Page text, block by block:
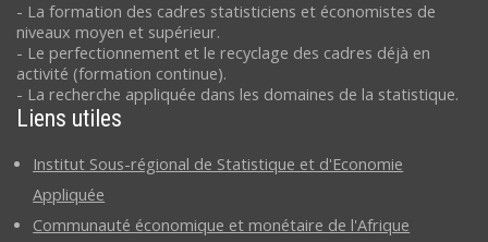
- La formation des cadres statisticiens et économistes de
niveaux moyen et supérieur.
- Le perfectionnement et le recyclage des cadres déjà en
activité (formation continue).
- La recherche appliquée dans les domaines de la statistique.
Liens utiles
Institut Sous-régional de Statistique et d'Economie
Appliquée
Communauté économique et monétaire de l'Afrique